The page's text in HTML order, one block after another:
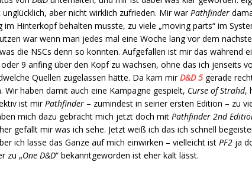
aber nicht wirklich zufrieden. Mir warPathfinder
Hinterkopf behalten musste, zu viele „moving parts“ im
war wenn man jedes mal eine Woche lang vor dem
die NSCs denn so konnten. Aufgefallen ist mir das während
9 anfing über den Kopf zu wachsen, ohne das ich jenseits
Quellen zugelassen hätte. Da kam mirD&D 5 gerade
haben damit auch eine Kampagne gespielt, Curse of Strahd,
ist mirPathfinder – zumindest in seiner ersten Edition – zu
mich dazu gebracht mich jetzt doch mitPathfinder 2nd
gefällt mir was ich sehe. Jetzt weiß ich das ich schnell
ich lasse das Ganze auf mich einwirken – vielleicht istPF2 ja
zu „One D&D“ bekanntgeworden ist eher kalt lässt.